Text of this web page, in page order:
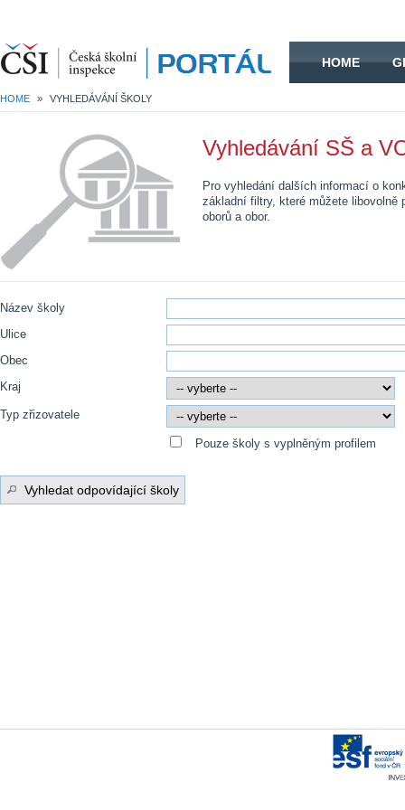
HOME
HOME » VYHLEDÁVÁNÍ ŠKOLY
Vyhledávání SŠ a
Pro vyhledání dalších informací o
základní filtry, které můžete libovolně
oborů a obor.
Název školy
Ulice
Obec
Kraj
Typ zřizovatele
Pouze školy s vyplněným profilem
Vyhledat odpovídající školy